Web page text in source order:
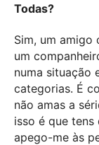
Todas?
Sim, um
um
numa situação
categorias. É
não amas a
isso é que tens
apego-me às